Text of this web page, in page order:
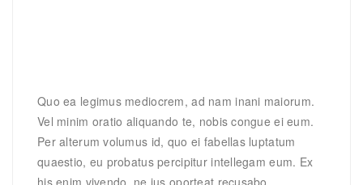
Quo ea legimus mediocrem, ad nam inani maiorum.
Vel minim oratio aliquando te, nobis congue ei eum.
Per alterum volumus id, quo ei fabellas luptatum
quaestio, eu probatus percipitur intellegam eum. Ex